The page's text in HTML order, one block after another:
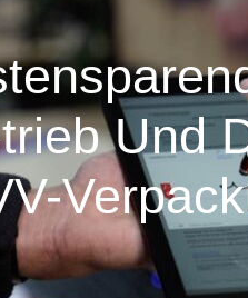
Und